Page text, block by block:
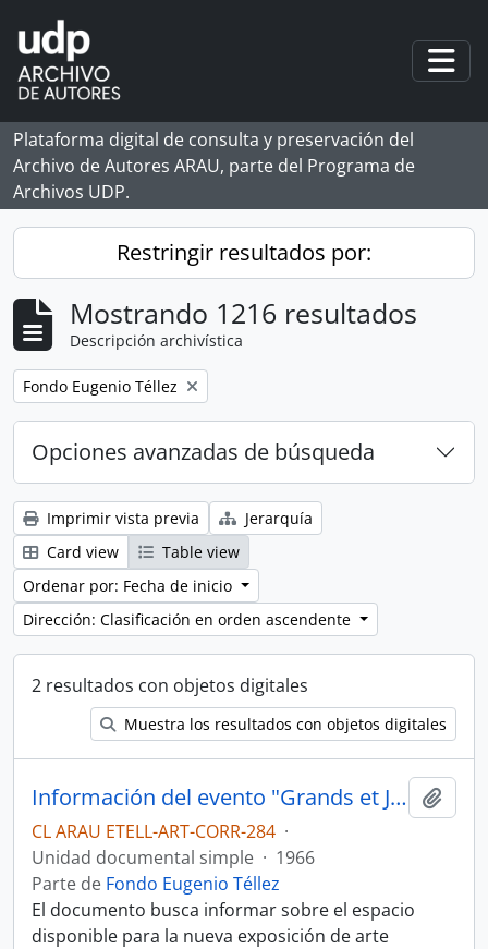
Skip to main content
Plataforma digital de consulta y preservación del
Archivo de Autores ARAU, parte del Programa de
Archivos UDP.
Restringir resultados por:
Mostrando 1216 resultados
Descripción archivística
Remove filter:
Fondo Eugenio Téllez
Opciones avanzadas de búsqueda
Imprimir vista previa
Jerarquía
Card view
Table view
Ordenar por: Fecha de inicio
Dirección: Clasificación en orden ascendente
2 resultados con objetos digitales
Muestra los resultados con objetos digitales
Información del evento "Grands et Jeunes d'Aujourd'hui".
CL ARAU ETELL-ART-CORR-284 ·
Unidad documental simple · 1966
Parte de Fondo Eugenio Téllez
El documento busca informar sobre el espacio
disponible para la nueva exposición de arte